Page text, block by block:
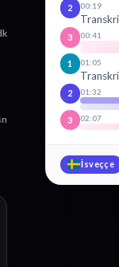
2 00:19
3 00:41
1 01:05
2 01:32
3 02:07
İsveççe